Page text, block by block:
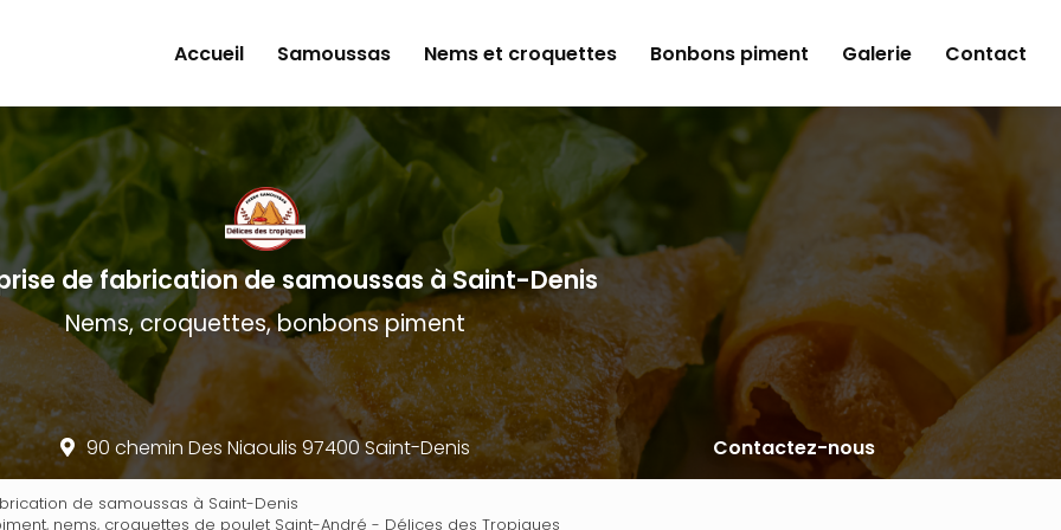
Accueil
Samoussas Nems et croquettes Bonbons piment Galerie Contact
de fabrication de samoussas à Saint-Denis
Nems, croquettes, bonbons piment
90 chemin Des Niaoulis 97400 Saint-Denis Contactez-nous
de samoussas à Saint-Denis
nems, croquettes de poulet Saint-André - Délices des Tropiques